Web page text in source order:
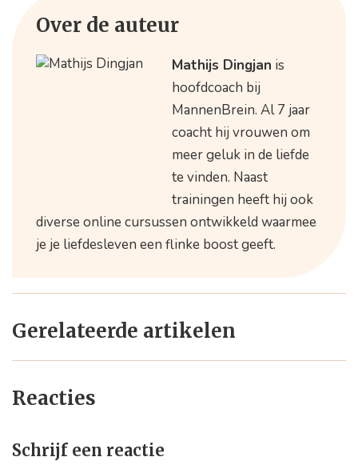
Over de auteur
Mathijs Dingjan is
hoofdcoach bij
MannenBrein. Al 7 jaar
coacht hij vrouwen om
meer geluk in de liefde
te vinden. Naast
trainingen heeft hij ook
diverse online cursussen ontwikkeld waarmee
je je liefdesleven een flinke boost geeft.
Gerelateerde artikelen
Reacties
Schrijf een reactie